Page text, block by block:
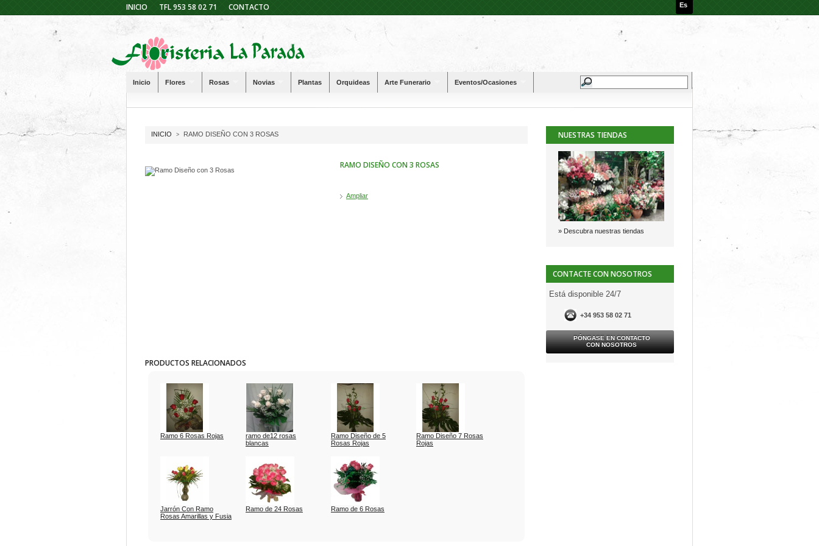
INICIO TFL 953 58 02 71 CONTACTO Es
Inicio Flores Rosas Novias Plantas Orquideas Arte Funerario Eventos/Ocasiones
INICIO > RAMO DISEÑO CON 3 ROSAS
RAMO DISEÑO CON 3 ROSAS
Ampliar
PRODUCTOS RELACIONADOS
Ramo 6 Rosas Rojas
ramo de12 rosas
blancas
Ramo Diseño de 5
Rosas Rojas
Ramo Diseño 7 Rosas
Rojas
Jarrón Con Ramo
Rosas Amarillas y Fusia
Ramo de 24 Rosas Ramo de 6 Rosas
NUESTRAS TIENDAS
» Descubra nuestras tiendas
CONTACTE CON NOSOTROS
Está disponible 24/7
+34 953 58 02 71
PÓNGASE EN CONTACTO
CON NOSOTROS